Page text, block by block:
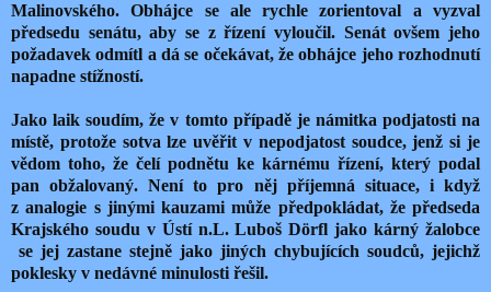
Malinovského. Obhájce se ale rychle zorientoval a vyzval
předsedu senátu, aby se z řízení vyloučil. Senát ovšem jeho
požadavek odmítl a dá se očekávat, že obhájce jeho rozhodnutí
napadne stížností.
Jako laik soudím, že v tomto případě je námitka podjatosti na
místě, protože sotva lze uvěřit v nepodjatost soudce, jenž si je
vědom toho, že čelí podnětu ke kárnému řízení, který podal
pan obžalovaný. Není to pro něj příjemná situace, i když
z analogie s jinými kauzami může předpokládat, že předseda
Krajského soudu v Ústí n.L. Luboš Dörfl jako kárný žalobce
se jej zastane stejně jako jiných chybujících soudců, jejichž
poklesky v nedávné minulosti řešil.